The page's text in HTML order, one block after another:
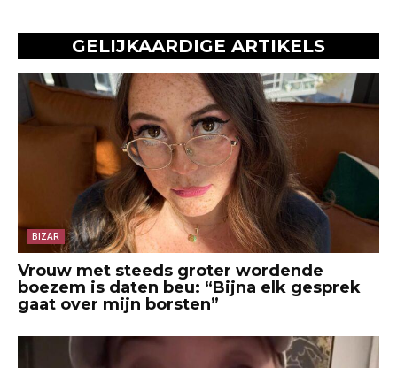
GELIJKAARDIGE ARTIKELS
BIZAR
Vrouw met steeds groter wordende
boezem is daten beu: “Bijna elk gesprek
gaat over mijn borsten”